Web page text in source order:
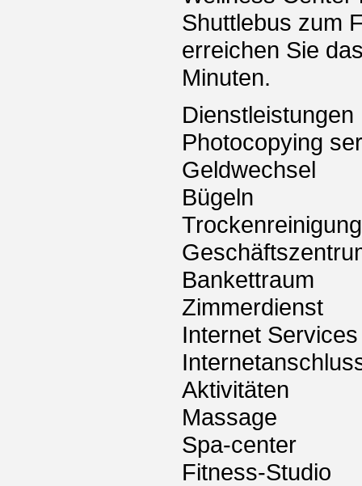
Shuttlebus zum
erreichen Sie
Minuten.
Dienstleistungen
Photocopying
Geldwechsel
Bügeln
Trockenreinigung
Bankettraum
Zimmerdienst
Internet Services
Aktivitäten
Massage
Spa-center
Fitness-Studio